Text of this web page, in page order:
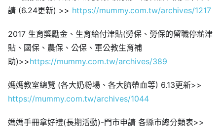
請 (6.24更新) >> https://mummy.com.tw/archives/1217
2017 生育獎勵金、生育給付津貼(勞保、勞保的留職停薪津
貼、國保、農保、公保、軍公教生育補
助)>>https://mummy.com.tw/archives/389
媽媽教室總覽 (各大奶粉場、各大臍帶血等) 6.13更新>>
https://mummy.com.tw/archives/1044
媽媽手冊拿好禮(長期活動)-門市申請 各縣市總分類表>>